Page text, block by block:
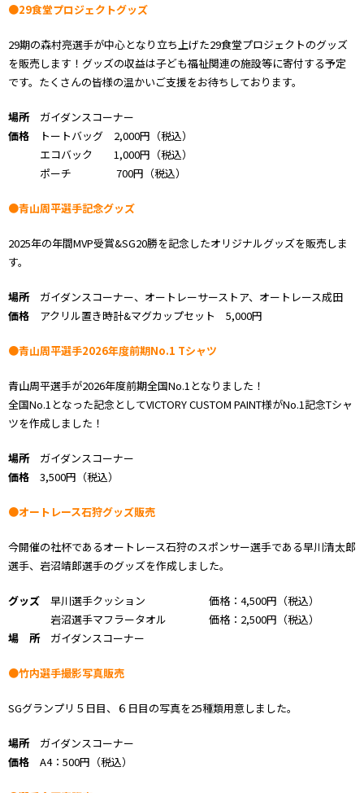
●29食堂プロジェクトグッズ
29期の森村亮選手が中心となり立ち上げた29食堂プロジェクトのグッズ
を販売します！グッズの収益は子ども福祉関連の施設等に寄付する予定
です。たくさんの皆様の温かいご支援をお待ちしております。
場所 ガイダンスコーナー
価格
トートバッグ 2,000円（税込）
エコバック 1,000円（税込）
ポーチ 700円（税込）
●青山周平選手記念グッズ
2025年の年間MVP受賞&SG20勝を記念したオリジナルグッズを販売しま
す。
場所 ガイダンスコーナー、オートレーサーストア、オートレース成田
価格 アクリル置き時計&マグカップセット 5,000円
●青山周平選手2026年度前期No.1 Tシャツ
青山周平選手が2026年度前期全国No.1となりました！
全国No.1となった記念としてVICTORY CUSTOM PAINT様がNo.1記念Tシャ
ツを作成しました！
場所ガイダンスコーナー
価格 3,500円（税込）
●オートレース石狩グッズ販売
今開催の社杯であるオートレース石狩のスポンサー選手である早川清太郎
選手、岩沼靖郎選手のグッズを作成しました。
グッズ 早川選手クッション 価格：4,500円（税込）
岩沼選手マフラータオル 価格：2,500円（税込）
場 所ガイダンスコーナー
●竹内選手撮影写真販売
SGグランプリ５日目、６日目の写真を25種類用意しました。
場所ガイダンスコーナー
価格 A4：500円（税込）